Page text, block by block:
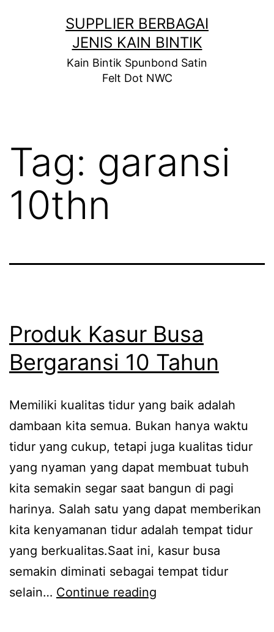
SUPPLIER BERBAGAI
JENIS KAIN BINTIK
Kain Bintik Spunbond Satin
Felt Dot NWC
Tag: garansi
10thn
Produk Kasur Busa
Bergaransi 10 Tahun
Memiliki kualitas tidur yang baik adalah
dambaan kita semua. Bukan hanya waktu
tidur yang cukup, tetapi juga kualitas tidur
yang nyaman yang dapat membuat tubuh
kita semakin segar saat bangun di pagi
harinya. Salah satu yang dapat memberikan
kita kenyamanan tidur adalah tempat tidur
yang berkualitas.Saat ini, kasur busa
semakin diminati sebagai tempat tidur
selain… Continue reading